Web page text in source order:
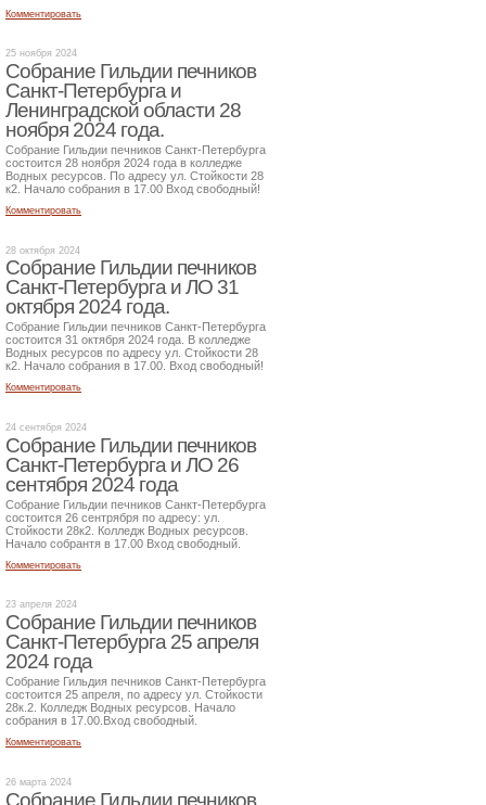
Комментировать
25 ноября 2024
Собрание Гильдии печников
Санкт-Петербурга и
Ленинградской области 28
ноября 2024 года.
Собрание Гильдии печников Санкт-Петербурга
состоится 28 ноября 2024 года в колледже
Водных ресурсов. По адресу ул. Стойкости 28
к2. Начало собрания в 17.00 Вход свободный!
Комментировать
28 октября 2024
Собрание Гильдии печников
Санкт-Петербурга и ЛО 31
октября 2024 года.
Собрание Гильдии печников Санкт-Петербурга
состоится 31 октября 2024 года. В колледже
Водных ресурсов по адресу ул. Стойкости 28
к2. Начало собрания в 17.00. Вход свободный!
Комментировать
24 сентября 2024
Собрание Гильдии печников
Санкт-Петербурга и ЛО 26
сентября 2024 года
Собрание Гильдии печников Санкт-Петербурга
состоится 26 сентрября по адресу: ул.
Стойкости 28к2. Колледж Водных ресурсов.
Начало собрантя в 17.00 Вход свободный.
Комментировать
23 апреля 2024
Собрание Гильдии печников
Санкт-Петербурга 25 апреля
2024 года
Собрание Гильдия печников Санкт-Петербурга
состоится 25 апреля, по адресу ул. Стойкости
28к.2. Колледж Водных ресурсов. Начало
собрания в 17.00.Вход свободный.
Комментировать
26 марта 2024
Собрание Гильдии печников